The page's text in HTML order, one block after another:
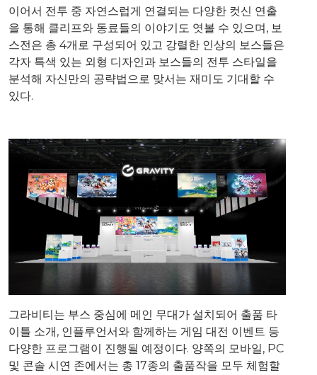
이어서 전투 중 자연스럽게 연결되는 다양한 컷신 연출
을 통해 클리프와 동료들의 이야기도 엿볼 수 있으며, 보
스전은 총 4개로 구성되어 있고 강렬한 인상의 보스들은
각자 특색 있는 외형 디자인과 보스들의 전투 스타일을
분석해 자신만의 공략법으로 맞서는 재미도 기대할 수
있다.
그라비티는 부스 중심에 메인 무대가 설치되어 출품 타
이틀 소개, 인플루언서와 함께하는 게임 대전 이벤트 등
다양한 프로그램이 진행될 예정이다. 양쪽의 모바일, PC
및 콘솔 시연 존에서는 총 17종의 출품작을 모두 체험할